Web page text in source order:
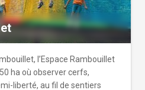
l’Espace Rambouillet
ha où observer cerfs,
liberté, au fil de sentiers